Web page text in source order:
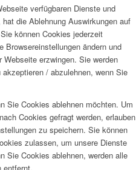
verfügbaren Dienste und
die Ablehnung Auswirkungen auf
können Cookies jederzeit
Browsereinstellungen ändern und
erzwingen. Sie werden
/ abzulehnen, wenn Sie
Sie Cookies ablehnen möchten. Um
Cookies gefragt werden, erlauben
zu speichern. Sie können
zulassen, um unsere Dienste
Sie Cookies ablehnen, werden alle